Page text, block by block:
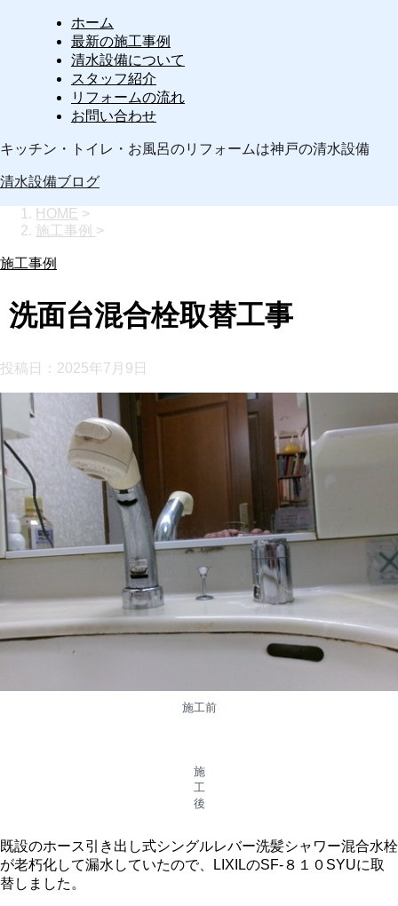
ホーム
最新の施工事例
清水設備について
スタッフ紹介
リフォームの流れ
お問い合わせ
キッチン・トイレ・お風呂のリフォームは神戸の清水設備
清水設備ブログ
HOME >
施工事例 >
施工事例
洗面台混合栓取替工事
投稿日： 2025年7月9日
施工前
施
工
後
既設のホース引き出し式シングルレバー洗髪シャワー混合水栓
が老朽化して漏水していたので、LIXILのSF-８１０SYUに取
替しました。